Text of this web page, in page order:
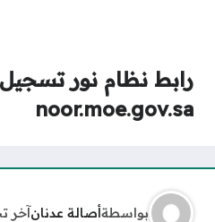
رابط نظام نور
noor.moe.gov.sa
بواسطةأصالة عدنانآخر